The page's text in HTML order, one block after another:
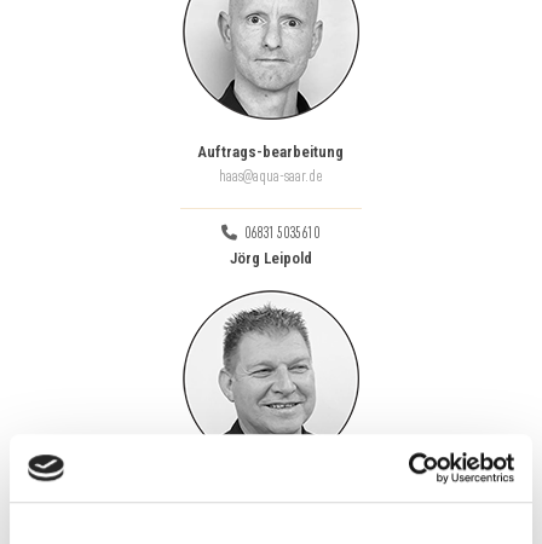
Auftrags-bearbeitung
haas@aqua-saar.de
06831 5035610
Jörg Leipold
Beratung &Verkauf